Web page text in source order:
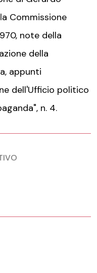
Commissione
note della
della
appunti
dell'Ufficio politico
n. 4.